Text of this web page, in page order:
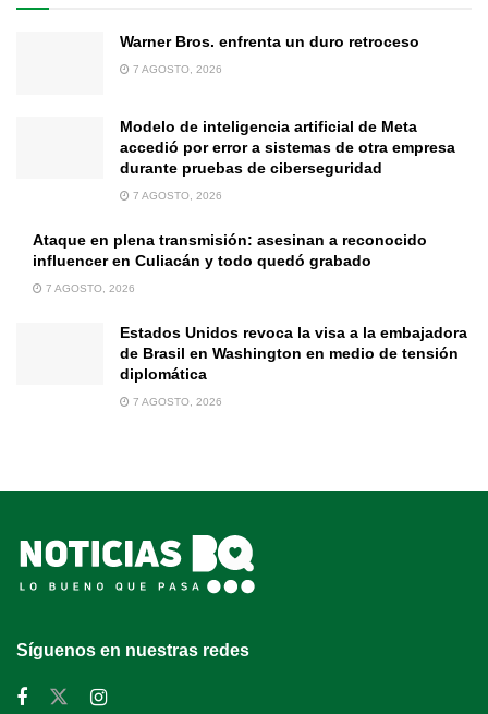
Warner Bros. enfrenta un duro retroceso
7 AGOSTO, 2026
Modelo de inteligencia artificial de Meta
accedió por error a sistemas de otra empresa
durante pruebas de ciberseguridad
7 AGOSTO, 2026
Ataque en plena transmisión: asesinan a reconocido
influencer en Culiacán y todo quedó grabado
7 AGOSTO, 2026
Estados Unidos revoca la visa a la embajadora
de Brasil en Washington en medio de tensión
diplomática
7 AGOSTO, 2026
Síguenos en nuestras redes